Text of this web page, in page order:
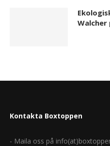
Kontakta Boxtoppen
- Maila oss på